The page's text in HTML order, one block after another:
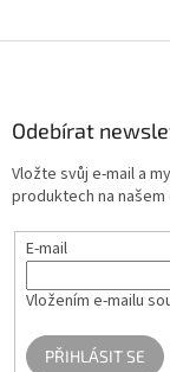
Odebírat
Vložte svůj e-mail a
produktech na našem
E-mail
Vložením e-mailu
PŘIHLÁSIT SE